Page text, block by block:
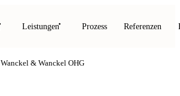
Leistungen Prozess Referenzen
Wanckel & Wanckel OHG